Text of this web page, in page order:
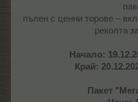
пълен с ценни торове –
реколта
Начало:
Край:
Пакет